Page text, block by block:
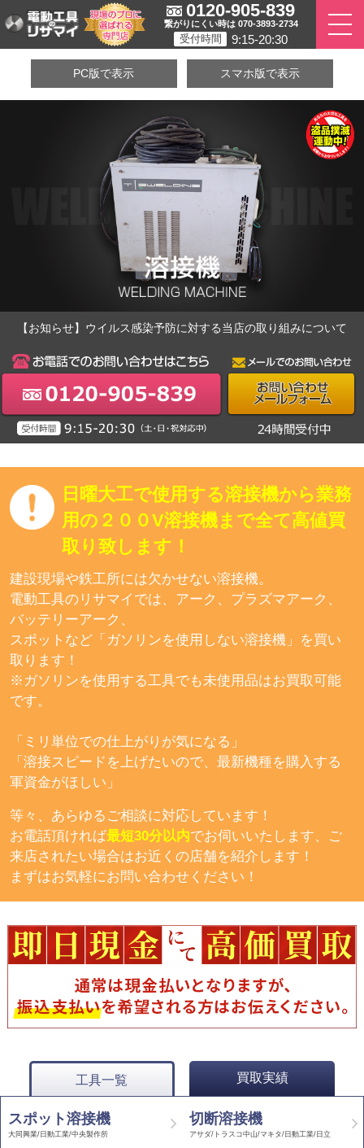
0120-905-839
繋がりにくい時は 070-3893-2734
受付時間 9:15-20:30
PC版で表示 スマホ版で表示
【お知らせ】ウイルス感染予防に対する当店の取り組みについて
日曜大工で使用する溶接機から業務
用の２００V溶接機まで全て高値買
取り致します！
建設現場や鉄工所には欠かせない溶接機。
電動工具のリサマイでは、アーク、プラズマアーク、
バッテリーアーク、
スポットなど「ガソリンを使用しない溶接機」を買い
取ります！
※ガソリンを使用する工具でも未使用品はお買取可能
です。
「ミリ単位での仕上がりが気になる」
「溶接スピードを上げたいので、最新機種を購入する
軍資金がほしい」
等々、あらゆるご相談に対応しています！
お電話頂ければ最短30分以内でお伺いいたします、ご
来店されたい場合はお近くの店舗を紹介します！
まずはお気軽にお問い合わせください！
工具一覧 買取実績
スポット溶接機
大同興業/日動工業/中央製作所
切断溶接機
アサダ/トラスコ中山/マキタ/日動工業/日立